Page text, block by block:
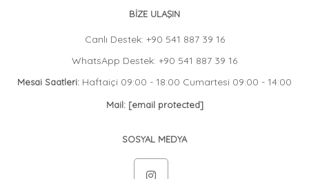
BİZE ULAŞIN
Canlı Destek: +90 541 887 39 16
WhatsApp Destek: +90 541 887 39 16
Mesai Saatleri: Haftaiçi 09:00 - 18:00 Cumartesi 09:00 - 14:00
Mail: [email protected]
SOSYAL MEDYA